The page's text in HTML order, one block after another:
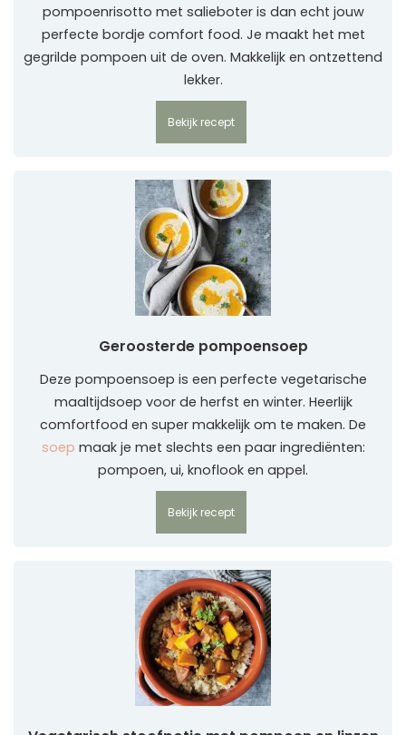
pompoenrisotto met salieboter is dan echt jouw
perfecte bordje comfort food. Je maakt het met
gegrilde pompoen uit de oven. Makkelijk en ontzettend
lekker.
Bekijk recept
Geroosterde pompoensoep
Deze pompoensoep is een perfecte vegetarische
maaltijdsoep voor de herfst en winter. Heerlijk
comfortfood en super makkelijk om te maken. De
soep maak je met slechts een paar ingrediënten:
pompoen, ui, knoflook en appel.
Bekijk recept